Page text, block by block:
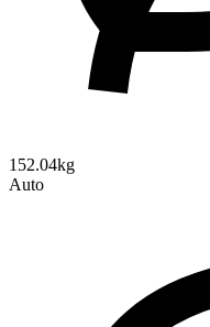
152.04kg
Auto